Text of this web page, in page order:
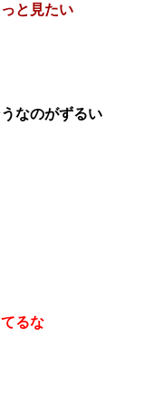
と見たい
なのがずるい
るな